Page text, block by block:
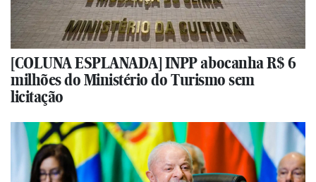
[COLUNA ESPLANADA] INPP abocanha R$ 6
milhões do Ministério do Turismo sem
licitação